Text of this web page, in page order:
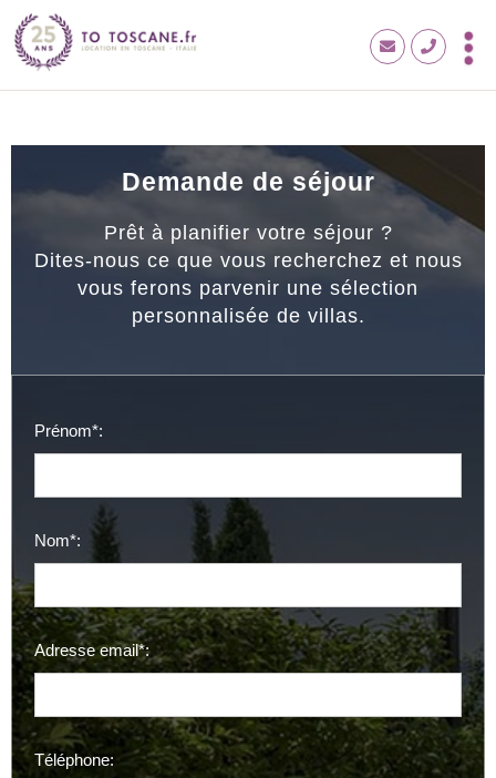
Demande de séjour
Prêt à planifier votre séjour ?
Dites-nous ce que vous recherchez et nous
vous ferons parvenir une sélection
personnalisée de villas.
Prénom*:
Nom*:
Adresse email*:
Téléphone: